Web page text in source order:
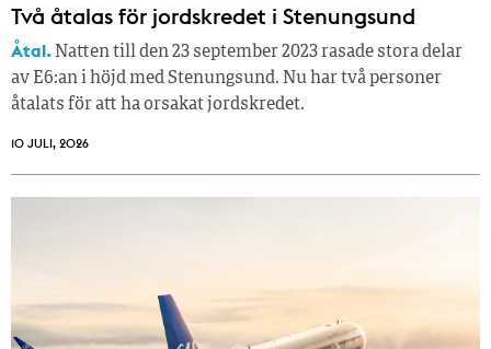
Två åtalas för jordskredet i Stenungsund
Åtal. Natten till den 23 september 2023 rasade stora delar
av E6:an i höjd med Stenungsund. Nu har två personer
åtalats för att ha orsakat jordskredet.
10 JULI, 2026